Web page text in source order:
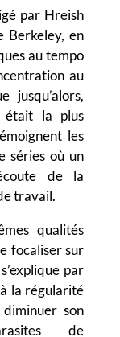
par Hreish
Berkeley, en
au tempo
au
jusqu’alors,
était la plus
les
séries où un
de la
travail.
qualités
focaliser sur
par
la régularité
son
de